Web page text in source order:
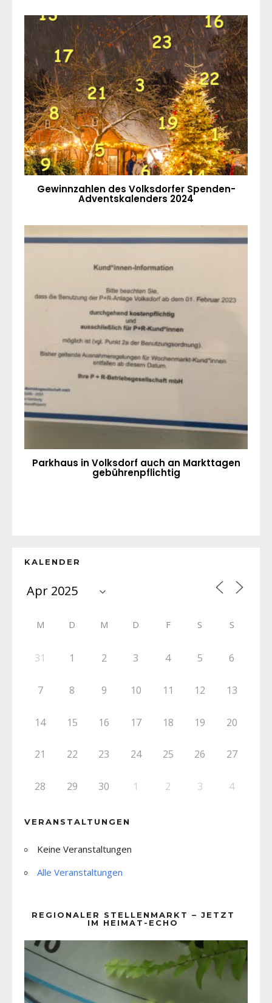
Gewinnzahlen des Volksdorfer Spenden-
Adventskalenders 2024
Parkhaus in Volksdorf auch an Markttagen
gebührenpflichtig
KALENDER
M D M D F S S
31 1 2 3 4 5 6
7 8 9 10 11 12 13
14 15 16 17 18 19 20
21 22 23 24 25 26 27
28 29 30 1 2 3 4
VERANSTALTUNGEN
Keine Veranstaltungen
Alle Veranstaltungen
REGIONALER STELLENMARKT – JETZT
IM HEIMAT-ECHO
Player